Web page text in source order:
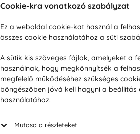
Hétköznap 8:00-tól 16:00-ig
info@vohy.hu
Cookie-kra vonatkozó szabályzat
Ez a weboldal cookie-kat használ a
összes cookie használatához a süti
A sütik kis szöveges fájlok, amelyeket a
használnak, hogy megkönnyítsék a
megfelelő működéséhez szükséges
böngészőben jóvá kell hagyni a
használatához.
Mutasd a részleteket